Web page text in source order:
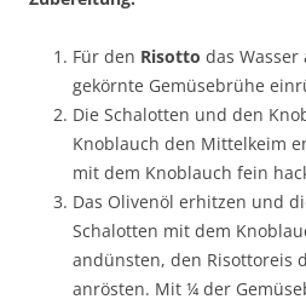
Für den Risotto das
gekörnte Gemüsebrühe
Die Schalotten und den
Knoblauch den Mittelkeim
mit dem Knoblauch fein
Das Olivenöl erhitzen und
Schalotten mit dem
andünsten, den Risottoreis
anrösten. Mit ¼ der